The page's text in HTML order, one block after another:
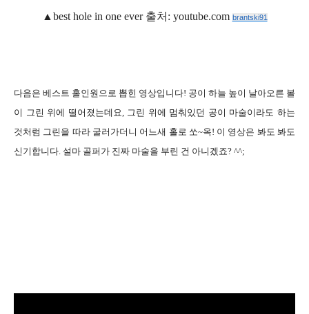
▲ best hole in one ever 출처 : youtube.com brantski91
다음은 베스트 홀인원으로 뽑힌 영상입니다! 공이 하늘 높이 날아오른 볼
이 그린 위에 떨어졌는데요
그린 위에 멈춰있던 공이 마술이라도 하는
것처럼 그린을 따라 굴러가더니 어느새 홀로 쏘~옥! 이 영상은 봐도 봐도
신기합니다 설마 골퍼가 진짜 마술을 부린 건 아니겠죠? ^^;